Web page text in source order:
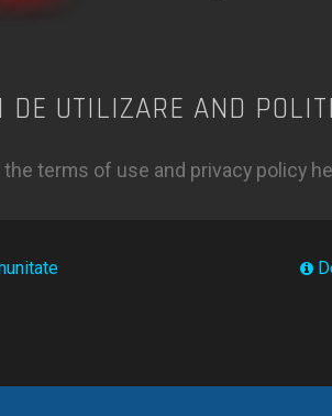
DE UTILIZARE AND
the terms of use and privacy policy